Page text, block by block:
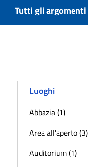
Tutti gli argomenti
Luoghi
Abbazia (1)
Area all'aperto (3)
Auditorium (1)